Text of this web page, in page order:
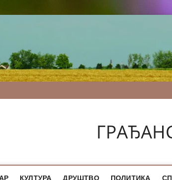
КУЛТУРА ДРУШТВО ПОЛИТИКА